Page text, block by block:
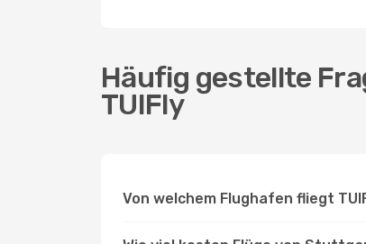
Häufig gestellte
TUIFly
Von welchem Flughafen fliegt